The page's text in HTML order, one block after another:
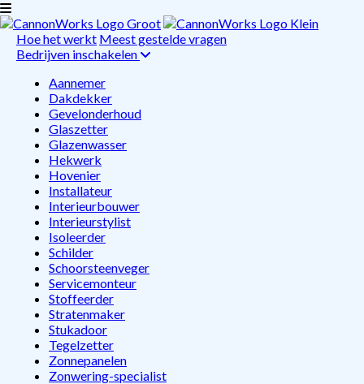
Hoe het werkt Meest gestelde vragen
Bedrijven inschakelen
Aannemer
Dakdekker
Gevelonderhoud
Glaszetter
Glazenwasser
Hekwerk
Hovenier
Installateur
Interieurbouwer
Interieurstylist
Isoleerder
Schilder
Schoorsteenveger
Servicemonteur
Stoffeerder
Stratenmaker
Stukadoor
Tegelzetter
Zonnepanelen
Zonwering-specialist